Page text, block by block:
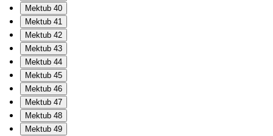
Mektub 40
Mektub 41
Mektub 42
Mektub 43
Mektub 44
Mektub 45
Mektub 46
Mektub 47
Mektub 48
Mektub 49